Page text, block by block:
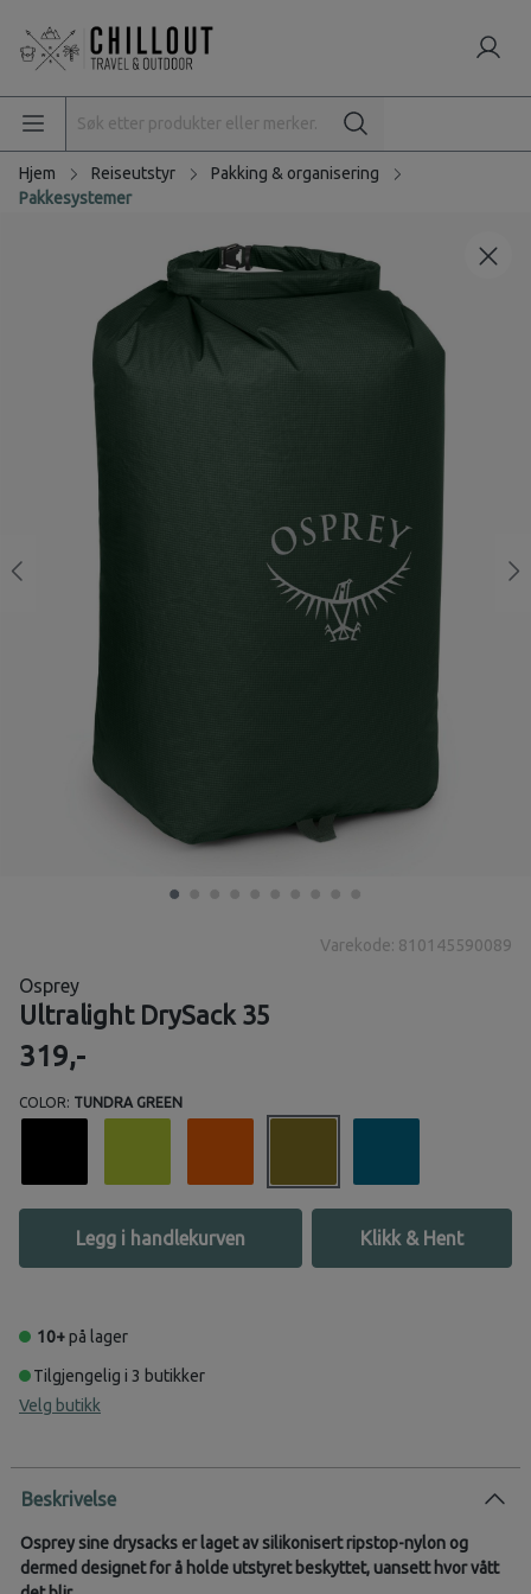
Hjem Reiseutstyr
Pakking & organisering
Pakkesystemer
Varekode: 810145590089
Osprey
Ultralight DrySack 35
319,-
COLOR: TUNDRA GREEN
Legg i handlekurven Klikk & Hent
10+på lager
Tilgjengelig i 3 butikker
Velg butikk
Beskrivelse
Osprey sine drysacks er laget av silikonisert ripstop-nylon og
dermed designet for å holde utstyret beskyttet, uansett hvor vått